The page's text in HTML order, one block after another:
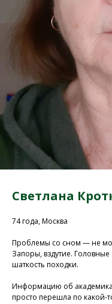
Светлана
74 года, Москва
Проблемы со сном — не
Запоры, вздутие.
шаткость походки.
Информацию об
просто перешла по какой-